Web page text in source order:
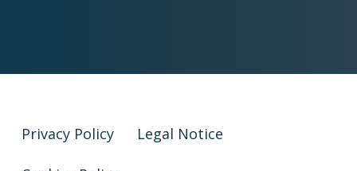
Privacy Policy Legal Notice